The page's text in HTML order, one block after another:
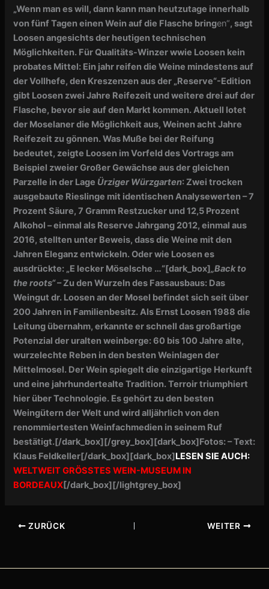
„Wenn man es will, dann kann man heutzutage innerhalb
von fünf Tagen einen Wein auf die Flasche bringen“, sagt
Loosen angesichts der heutigen technischen
Möglichkeiten. Für Qualitäts-Winzer wwie Loosen kein
probates Mittel: Ein jahr reifen die Weine mindestens auf
der Vollhefe, den Kreszenzen aus der „Reserve“-Edition
gibt Loosen zwei Jahre Reifezeit und weitere drei auf der
Flasche, bevor sie auf den Markt kommen. Aktuell lotet
der Moselaner die Möglichkeit aus, Weinen acht Jahre
Reifezeit zu gönnen. Was Muße bei der Reifung
bedeutet, zeigte Loosen im Vorfeld des Vortrags am
Beispiel zweier Großer Gewächse aus der gleichen
Parzelle in der Lage Ürziger Würzgarten: Zwei trocken
ausgebaute Rieslinge mit identischen Analysewerten – 7
Prozent Säure, 7 Gramm Restzucker und 12,5 Prozent
Alkohol – einmal als Reserve Jahrgang 2012, einmal aus
2016, stellten unter Beweis, dass die Weine mit den
Jahren Eleganz entwickeln. Oder wie Loosen es
ausdrückte: „E lecker Möselsche …“[dark_box]„Back to
the roots“– Zu den Wurzeln des Fassausbaus: Das
Weingut dr. Loosen an der Mosel befindet sich seit über
200 Jahren in Familienbesitz. Als Ernst Loosen 1988 die
Leitung übernahm, erkannte er schnell das großartige
Potenzial der uralten weinberge: 60 bis 100 Jahre alte,
wurzelechte Reben in den besten Weinlagen der
Mittelmosel. Der Wein spiegelt die einzigartige Herkunft
und eine jahrhundertealte Tradition. Terroir triumphiert
hier über Technologie. Es gehört zu den besten
Weingütern der Welt und wird alljährlich von den
renommiertesten Weinfachmedien in seinem Ruf
bestätigt.[/dark_box][/grey_box][dark_box]Fotos: – Text:
Klaus Feldkeller[/dark_box][dark_box]LESEN SIE AUCH:
WELTWEIT GRÖSSTES WEIN-MUSEUM IN
BORDEAUX[/dark_box][/lightgrey_box]
ZURÜCK WEITER